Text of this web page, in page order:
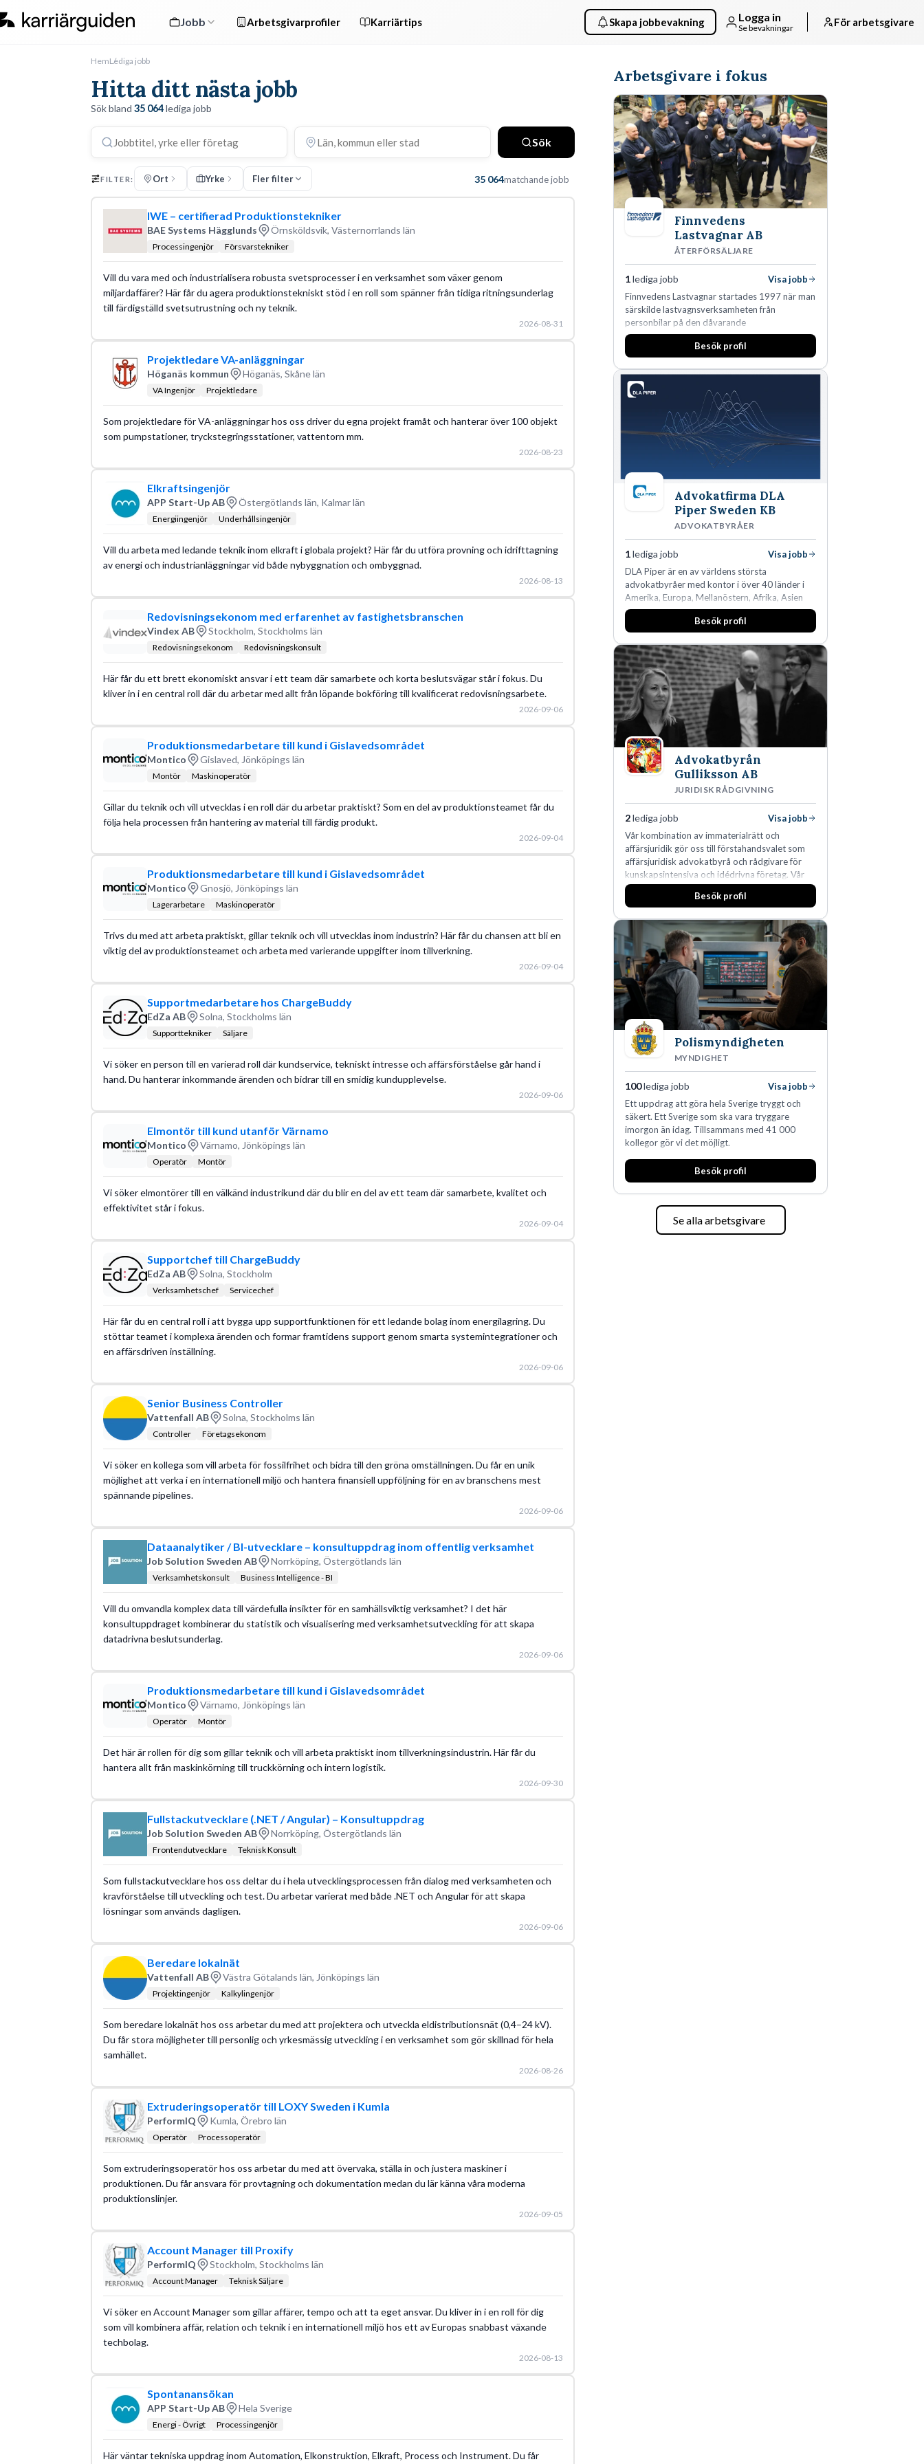
Jobb Arbetsgivarprofiler Karriärtips Skapa jobbevakning Logga in
Se bevakningar För arbetsgivare
HemLediga jobb
Hitta ditt nästa jobb
Sök bland 35 064lediga jobb
Sök
FILTER: Ort Yrke Fler filter 35 064matchande jobb
IWE – certifierad Produktionstekniker
BAE Systems Hägglunds Örnsköldsvik, Västernorrlands län
Processingenjör Försvarstekniker
Vill du vara med och industrialisera robusta svetsprocesser i en verksamhet som växer genom
miljardaffärer? Här får du agera produktionstekniskt stöd i en roll som spänner från tidiga ritningsunderlag
till färdigställd svetsutrustning och ny teknik.
2026-08-31
Projektledare VA-anläggningar
Höganäs kommun Höganäs, Skåne län
VA Ingenjör Projektledare
Som projektledare för VA-anläggningar hos oss driver du egna projekt framåt och hanterar över 100 objekt
som pumpstationer, tryckstegringsstationer, vattentorn mm.
2026-08-23
Elkraftsingenjör
APP Start-Up AB Östergötlands län, Kalmar län
Energiingenjör Underhållsingenjör
Vill du arbeta med ledande teknik inom elkraft i globala projekt? Här får du utföra provning och idrifttagning
av energi och industrianläggningar vid både nybyggnation och ombyggnad.
2026-08-13
Redovisningsekonom med erfarenhet av fastighetsbranschen
Vindex AB Stockholm, Stockholms län
Redovisningsekonom Redovisningskonsult
Här får du ett brett ekonomiskt ansvar i ett team där samarbete och korta beslutsvägar står i fokus. Du
kliver in i en central roll där du arbetar med allt från löpande bokföring till kvalificerat redovisningsarbete.
2026-09-06
Produktionsmedarbetare till kund i Gislavedsområdet
Montico Gislaved, Jönköpings län
Montör Maskinoperatör
Gillar du teknik och vill utvecklas i en roll där du arbetar praktiskt? Som en del av produktionsteamet får du
följa hela processen från hantering av material till färdig produkt.
2026-09-04
Produktionsmedarbetare till kund i Gislavedsområdet
Montico Gnosjö, Jönköpings län
Lagerarbetare Maskinoperatör
Trivs du med att arbeta praktiskt, gillar teknik och vill utvecklas inom industrin? Här får du chansen att bli en
viktig del av produktionsteamet och arbeta med varierande uppgifter inom tillverkning.
2026-09-04
Supportmedarbetare hos ChargeBuddy
EdZa AB Solna, Stockholms län
Supporttekniker Säljare
Vi söker en person till en varierad roll där kundservice, tekniskt intresse och affärsförståelse går hand i
hand. Du hanterar inkommande ärenden och bidrar till en smidig kundupplevelse.
2026-09-06
Elmontör till kund utanför Värnamo
Montico Värnamo, Jönköpings län
Operatör Montör
Vi söker elmontörer till en välkänd industrikund där du blir en del av ett team där samarbete, kvalitet och
effektivitet står i fokus.
2026-09-04
Supportchef till ChargeBuddy
EdZa AB Solna, Stockholm
Verksamhetschef Servicechef
Här får du en central roll i att bygga upp supportfunktionen för ett ledande bolag inom energilagring. Du
stöttar teamet i komplexa ärenden och formar framtidens support genom smarta systemintegrationer och
en affärsdriven inställning.
2026-09-06
Senior Business Controller
Vattenfall AB Solna, Stockholms län
Controller Företagsekonom
Vi söker en kollega som vill arbeta för fossilfrihet och bidra till den gröna omställningen. Du får en unik
möjlighet att verka i en internationell miljö och hantera finansiell uppföljning för en av branschens mest
spännande pipelines.
2026-09-06
Dataanalytiker / BI-utvecklare – konsultuppdrag inom offentlig verksamhet
Job Solution Sweden AB Norrköping, Östergötlands län
Verksamhetskonsult Business Intelligence - BI
Vill du omvandla komplex data till värdefulla insikter för en samhällsviktig verksamhet? I det här
konsultuppdraget kombinerar du statistik och visualisering med verksamhetsutveckling för att skapa
datadrivna beslutsunderlag.
2026-09-06
Produktionsmedarbetare till kund i Gislavedsområdet
Montico Värnamo, Jönköpings län
Operatör Montör
Det här är rollen för dig som gillar teknik och vill arbeta praktiskt inom tillverkningsindustrin. Här får du
hantera allt från maskinkörning till truckkörning och intern logistik.
2026-09-30
Fullstackutvecklare (.NET / Angular) – Konsultuppdrag
Job Solution Sweden AB Norrköping, Östergötlands län
Frontendutvecklare Teknisk Konsult
Som fullstackutvecklare hos oss deltar du i hela utvecklingsprocessen från dialog med verksamheten och
kravförståelse till utveckling och test. Du arbetar varierat med både .NET och Angular för att skapa
lösningar som används dagligen.
2026-09-06
Beredare lokalnät
Vattenfall AB Västra Götalands län, Jönköpings län
Projektingenjör Kalkylingenjör
Som beredare lokalnät hos oss arbetar du med att projektera och utveckla eldistributionsnät (0,4–24 kV).
Du får stora möjligheter till personlig och yrkesmässig utveckling i en verksamhet som gör skillnad för hela
samhället.
2026-08-26
Extruderingsoperatör till LOXY Sweden i Kumla
PerformIQ Kumla, Örebro län
Operatör Processoperatör
Som extruderingsoperatör hos oss arbetar du med att övervaka, ställa in och justera maskiner i
produktionen. Du får ansvara för provtagning och dokumentation medan du lär känna våra moderna
produktionslinjer.
2026-09-05
Account Manager till Proxify
PerformIQ Stockholm, Stockholms län
Account Manager Teknisk Säljare
Vi söker en Account Manager som gillar affärer, tempo och att ta eget ansvar. Du kliver in i en roll för dig
som vill kombinera affär, relation och teknik i en internationell miljö hos ett av Europas snabbast växande
techbolag.
2026-08-13
Spontanansökan
APP Start-Up AB Hela Sverige
Energi - Övrigt Processingenjör
Här väntar tekniska uppdrag inom Automation, Elkonstruktion, Elkraft, Process och Instrument. Du får
Arbetsgivare i fokus
Finnvedens
Lastvagnar AB
ÅTERFÖRSÄLJARE
1lediga jobb
Visa jobb
Finnvedens Lastvagnar startades 1997 när man
särskilde lastvagnsverksamheten från
personbilar på den dåvarande
huvudanläggningen i Värnamo. Sedan dess har
man expanderat kraftigt genom ett antal
den största privata återförsäljaren av Volvo
Lastvagnar och finns representerade på 20
orter i södra Sverige.
Besök profil
Advokatfirma DLA
Piper Sweden KB
ADVOKATBYRÅER
1lediga jobb
Visa jobb
DLA Piper är en av världens största
advokatbyråer med kontor i över 40 länder i
Amerika, Europa, Mellanöstern, Afrika, Asien
och Oceanien. Vi är specialister inom
affärsjuridikens alla områden och vi har några
fler än 450 jurister på fem kontor i Stockholm,
Köpenhamn, Århus, Oslo och Helsingfors kan vi
på DLA Piper erbjuda våra klienter en unik,
effektiv och gränsöverskridande nordisk
expertis. På vårt kontor i centrala Stockholm är
vi idag drygt 240 medarbetare.
Besök profil
Advokatbyrån
Gulliksson AB
JURIDISK RÅDGIVNING
2lediga jobb
Visa jobb
Vår kombination av immaterialrätt och
affärsjuridik gör oss till förstahandsvalet som
affärsjuridisk advokatbyrå och rådgivare för
kunskapsintensiva och idédrivna företag. Vår
expertis inom IP-tillgångar har gett oss en
marknadsledande position. Våra klienter väljer
skydda, utveckla och kommersialisera
företagets viktigaste tillgångar.
Besök profil
Polismyndigheten
MYNDIGHET
100lediga jobb
Visa jobb
Ett uppdrag att göra hela Sverige tryggt och
säkert. Ett Sverige som ska vara tryggare
imorgon än idag. Tillsammans med 41 000
kollegor gör vi det möjligt.
Besök profil
Se alla arbetsgivare